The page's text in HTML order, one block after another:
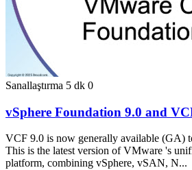
Sanallaştırma 5 dk 0
vSphere Foundation 9.0 and
VCF 9.0 is now generally available (GA)
This is the latest version of VMware 's
platform, combining vSphere, vSAN, N...